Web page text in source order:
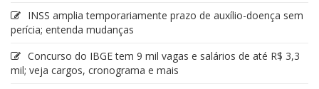
INSS amplia temporariamente prazo de auxílio-doença sem
perícia; entenda mudanças
Concurso do IBGE tem 9 mil vagas e salários de até R$ 3,3
mil; veja cargos, cronograma e mais